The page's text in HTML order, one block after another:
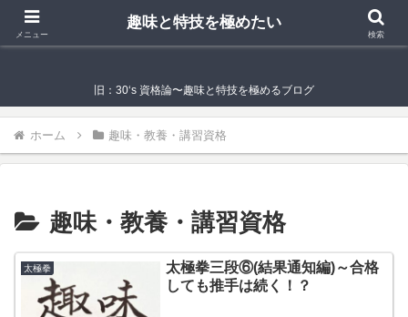
趣味と特技を極めたい
旧：30‘s 資格論〜趣味と特技を極めるブログ
ホーム 趣味・教養・講習資格
趣味・教養・講習資格
太極拳
太極拳三段⑥(結果通知編)～合格
しても推手は続く！？
メニュー
趣味と特技を極めたい
検索